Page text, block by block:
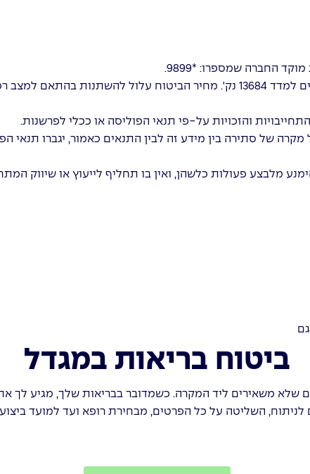
החברה שמספרו: *9899.
דמי הביטוח וסכומי הביטוח המרביים נקובים בש"ח וצמודים למדד 13684 נק'. מחיר הביטוח עלול להשתנות
והזכויות על-פי תנאי הפוליסה או ככלי לפרשנות.
של סתירה בין מידע זה לבין התנאים כאמור, יגברו תנאי
מלבצע פעולות כלשהן, ואין בו תחליף לייעוץ או שיווק
ביטוח בריאות במגדל
שלא משאירים ליד המקרה. כשמדובר בבריאות שלך, מגיע לך
לניתוח, השליטה על כל הפרטים, מבחירת רופא ועד למועד ביצוע